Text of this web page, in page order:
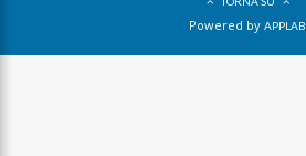
Powered by APPLAB